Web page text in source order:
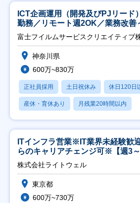
ICT企画運用（開発及びPJリード
勤務／リモート週2OK／業務改善
富士フイルムサービスクリエイティブ
神奈川県
600万~830万
正社員採用 土日祝休み 休日120日
産休・育休あり 月残業20時間以内
ITインフラ営業※IT業界未経験歓
らのキャリアチェンジ可※【週3
能】
株式会社ライトウェル
東京都
600万~730万